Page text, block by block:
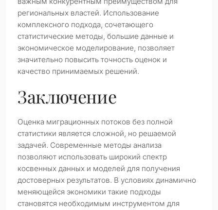
региональных властей. Использование
комплексного подхода, сочетающего
статистические методы, большие данные и
экономическое моделирование, позволяет
значительно повысить точность оценок и
качество принимаемых решений.
Заключение
Оценка миграционных потоков без полной
статистики является сложной, но решаемой
задачей. Современные методы анализа
позволяют использовать широкий спектр
косвенных данных и моделей для получения
достоверных результатов. В условиях динамично
меняющейся экономики такие подходы
становятся необходимым инструментом для